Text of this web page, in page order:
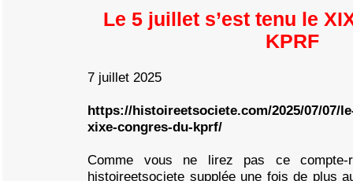
Le 5 juillet s’est tenu le
KPRF
7 juillet 2025
https://histoireetsociete.com/2025/07/07/
xixe-congres-du-kprf/
Comme vous ne lirez pas ce compte-
histoireetsociete supplée une fois de plus